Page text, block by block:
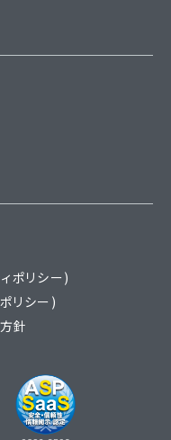
ポリシー)
リシー)
針